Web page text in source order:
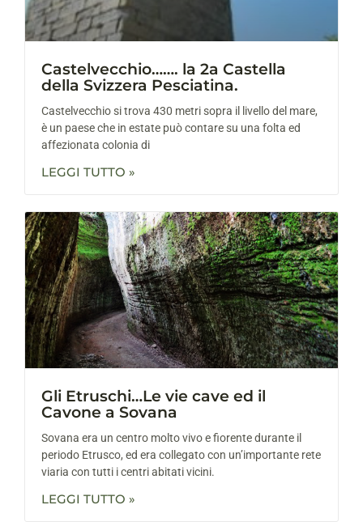
Castelvecchio……. la 2a Castella
della Svizzera Pesciatina.
Castelvecchio si trova 430 metri sopra il livello del mare,
è un paese che in estate può contare su una folta ed
affezionata colonia di
LEGGI TUTTO »
Gli Etruschi…Le vie cave ed il
Cavone a Sovana
Sovana era un centro molto vivo e fiorente durante il
periodo Etrusco, ed era collegato con un’importante rete
viaria con tutti i centri abitati vicini.
LEGGI TUTTO »